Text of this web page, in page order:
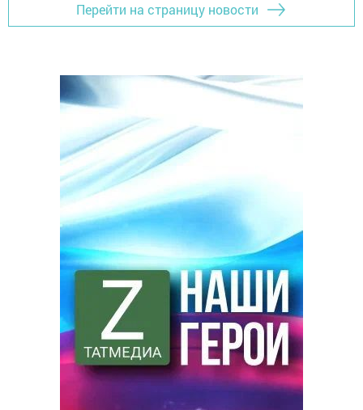
Перейти на страницу новости